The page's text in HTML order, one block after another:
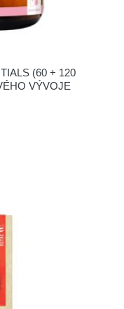
(60 + 120
VÝVOJE